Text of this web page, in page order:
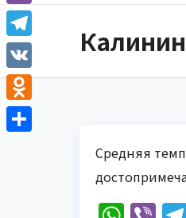
Средняя
h
a
t
A
p
V
i
b
e
T
e
l
e
V
K
O
d